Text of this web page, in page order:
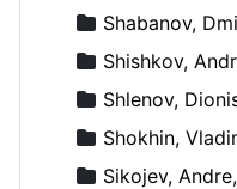
Shabanov,
Shishkov,
Shlenov,
Shokhin,
Sikojev,